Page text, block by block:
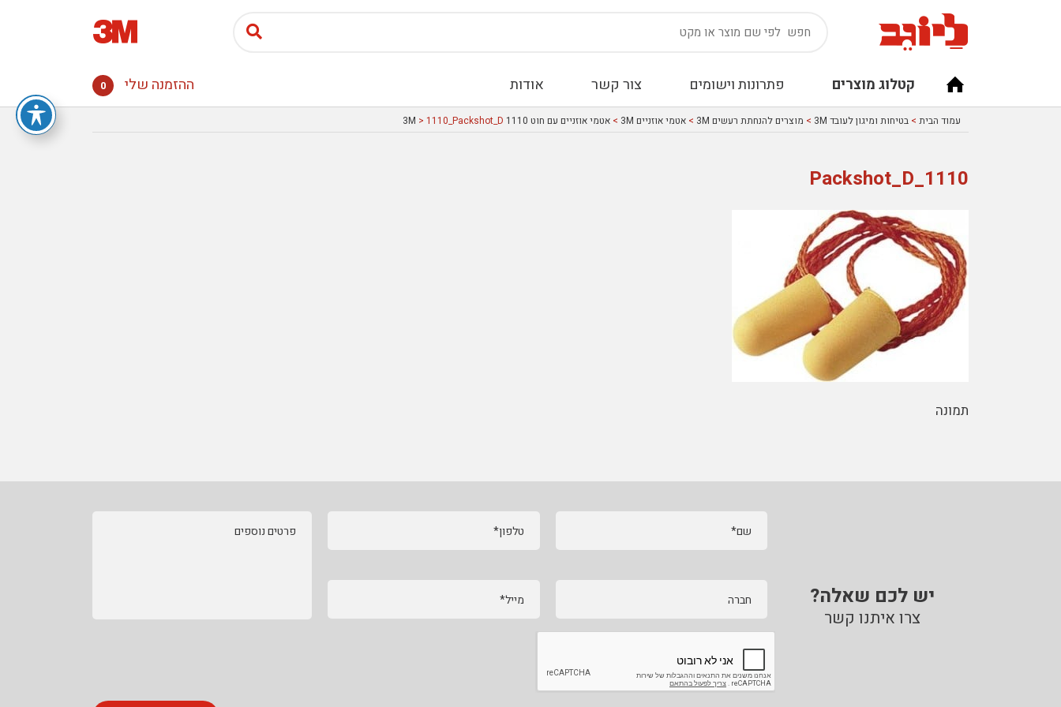
קטלוג מוצרים פתרונות וישומים צור קשר אודות ההזמנה שלי 0
עמוד הבית > בטיחות ומיגון לעובד 3M > מוצרים להנחתת רעשים 3M > אטמי אוזניים 3M > אטמי אוזניים עם חוט 1110 3M > 1110_Packshot_D
1110_Packshot_D
תמונה
יש לכם שאלה?
צרו איתנו קשר
שם* טלפון*
חברה מייל*
פרטים נוספים